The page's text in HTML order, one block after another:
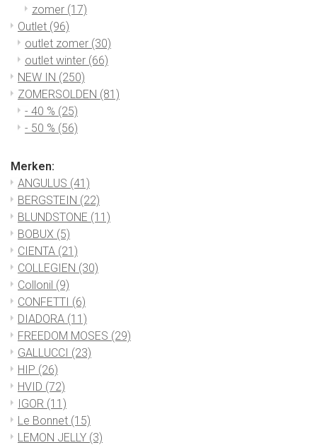
zomer (17)
Outlet (96)
outlet zomer (30)
outlet winter (66)
NEW IN (250)
ZOMERSOLDEN (81)
- 40 % (25)
- 50 % (56)
Merken:
ANGULUS (41)
BERGSTEIN (22)
BLUNDSTONE (11)
BOBUX (5)
CIENTA (21)
COLLEGIEN (30)
Collonil (9)
CONFETTI (6)
DIADORA (11)
FREEDOM MOSES (29)
GALLUCCI (23)
HIP (26)
HVID (72)
IGOR (11)
Le Bonnet (15)
LEMON JELLY (3)